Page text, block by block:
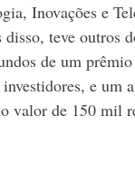
Inovações e
teve outros
de um
e um
valor de 150 mil